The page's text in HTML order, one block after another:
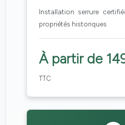
Installation serrure
propriétés historiques
À partir de
TTC